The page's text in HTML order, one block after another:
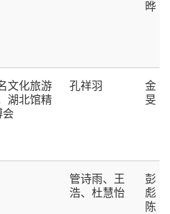
晔
文化旅游
湖北馆精
会
孔祥羽
金
旻
管诗雨、王
浩、杜慧怡
彭
彪
陈